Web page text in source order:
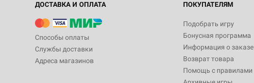
ДОСТАВКА И ОПЛАТА
Способы оплаты
Службы доставки
Адреса магазинов
ПОКУПАТЕЛЯМ
Подобрать игру
Бонусная программа
Информация о заказе
Возврат товара
Помощь с правилами